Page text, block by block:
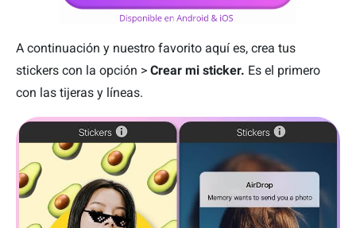
A continuación y nuestro favorito aquí es, crea tus
stickers con la opción > Crear mi sticker. Es el primero
con las tijeras y líneas.